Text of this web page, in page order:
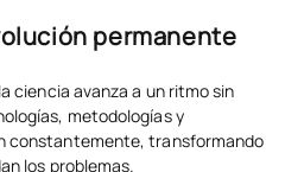
permanente
ciencia avanza a un ritmo sin
metodologías y
constantemente, transformando
los problemas.